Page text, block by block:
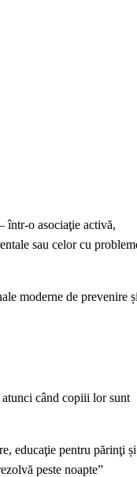
într-o asociaţie activă,
sau celor cu
moderne de prevenire și
când copiii lor sunt
educaţie pentru părinţi și
peste noapte”